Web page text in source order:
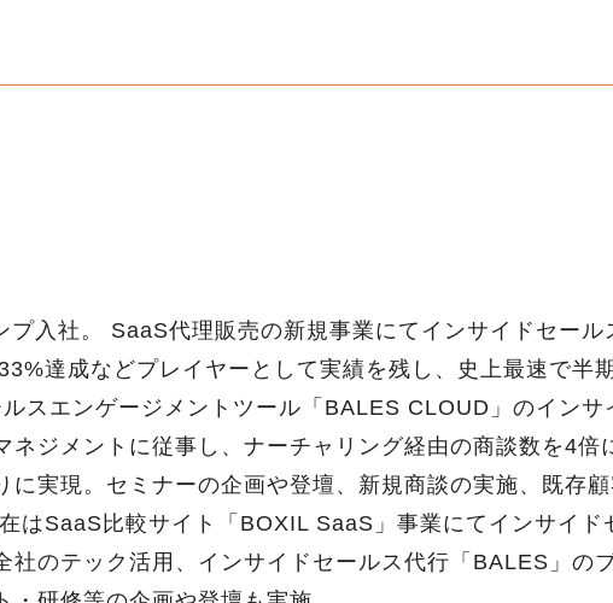
プ入社。 SaaS代理販売の新規事業にてインサイドセール
達成などプレイヤーとして実績を残し、史上最速で半
スエンゲージメントツール「BALES CLOUD」のインサ
ネジメントに従事し、ナーチャリング経由の商談数を4倍
に実現。セミナーの企画や登壇、新規商談の実施、既存
はSaaS比較サイト「BOXIL SaaS」事業にてインサイド
社のテック活用、インサイドセールス代行「BALES」の